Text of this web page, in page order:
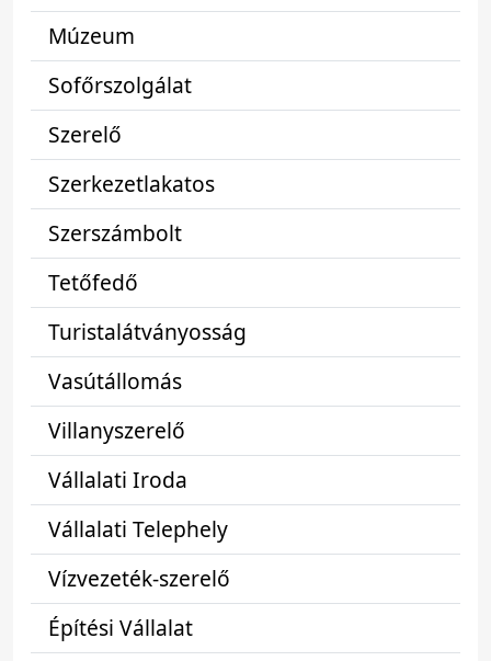
Múzeum
Sofőrszolgálat
Szerelő
Szerkezetlakatos
Szerszámbolt
Tetőfedő
Turistalátványosság
Vasútállomás
Villanyszerelő
Vállalati Iroda
Vállalati Telephely
Vízvezeték-szerelő
Építési Vállalat